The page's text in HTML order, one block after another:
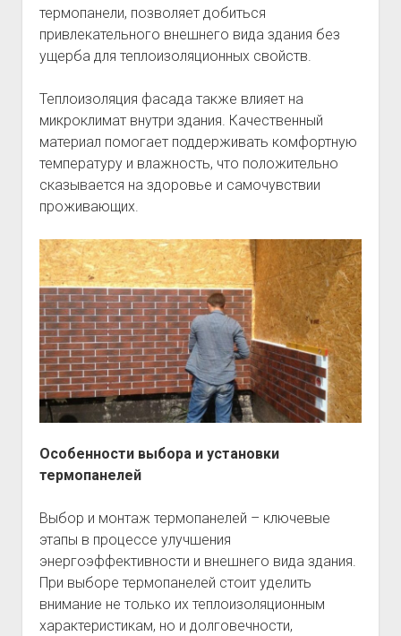
термопанели, позволяет добиться
привлекательного внешнего вида здания без
ущерба для теплоизоляционных свойств.
Теплоизоляция фасада также влияет на
микроклимат внутри здания. Качественный
материал помогает поддерживать комфортную
температуру и влажность, что положительно
сказывается на здоровье и самочувствии
проживающих.
Особенности выбора и установки
термопанелей
Выбор и монтаж термопанелей – ключевые
этапы в процессе улучшения
энергоэффективности и внешнего вида здания.
При выборе термопанелей стоит уделить
внимание не только их теплоизоляционным
характеристикам, но и долговечности,